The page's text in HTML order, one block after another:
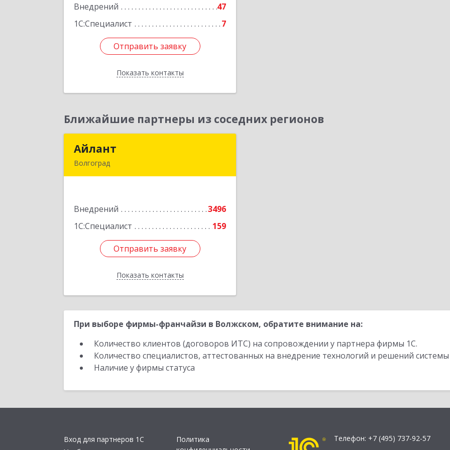
Внедрений
47
1С:Специалист
7
Отправить заявку
Показать контакты
Подробнее
Отправить заявку
Назад
Ближайшие партнеры из соседних регионов
Айлант
Волгоград
Внедрений
3496
1С:Специалист
159
Отправить заявку
Показать контакты
Подробнее
Отправить заявку
Назад
При выборе фирмы-франчайзи в Волжском, обратите внимание на:
Количество клиентов (договоров ИТС) на сопровождении у партнера фирмы 1С.
Количество специалистов, аттестованных на внедрение технологий и решений
Наличие у фирмы статуса
Вход для партнеров 1С
Политика
Телефон: +7 (495) 737-92-57